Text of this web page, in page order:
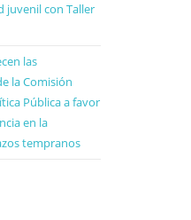
juvenil con Taller
las
la Comisión
Pública a favor
en la
tempranos